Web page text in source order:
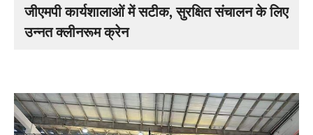
जीएमपी कार्यशालाओं में सटीक, सुरक्षित संचालन के लिए
उन्नत क्लीनरूम क्रेन